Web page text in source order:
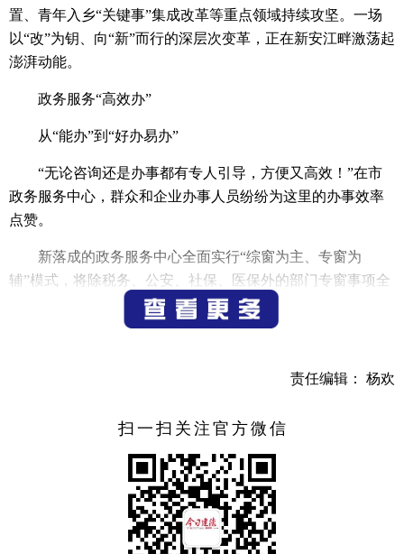
置、青年入乡“关键事”集成改革等重点领域持续攻坚。一场
以“改”为钥、向“新”而行的深层次变革，正在新安江畔激荡起
澎湃动能。
政务服务“高效办”
从“能办”到“好办易办”
“无论咨询还是办事都有专人引导，方便又高效！”在市
政务服务中心，群众和企业办事人员纷纷为这里的办事效率
点赞。
新落成的政务服务中心全面实行“综窗为主、专窗为
辅”模式，将除税务、公安、社保、医保外的部门专窗事项全
域整合至6个不动产综窗和4个无差别综窗，实现领域内无差
别受理，真正做到一次叫号、一窗受理，办事结构更加清
“今年我们通过综合窗口改革，精简窗口36个、人员31
缩短了40%以上。”市审管办主任唐正彪介绍道。
服务不止于“坐等上门”，更要“主动靠前”。依托“爱德”智
能政务服务平台，我市构建起咨询导办、政策智推、业务通
办的全场景服务矩阵，并在杭州地区率先上线“智能审批”注
销功能，实现政策“精准滴灌”、咨询“秒级响应”。
责任编辑： 杨欢
扫一扫关注官方微信